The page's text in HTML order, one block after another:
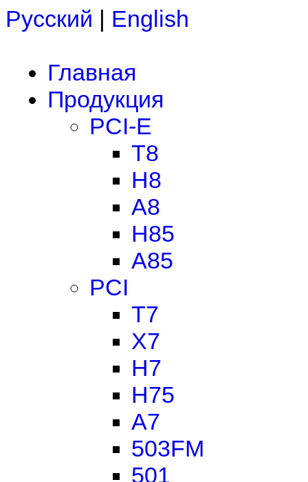
Русский | English
Главная
Продукция
PCI-E
T8
H8
A8
H85
A85
PCI
T7
X7
H7
H75
A7
503FM
501